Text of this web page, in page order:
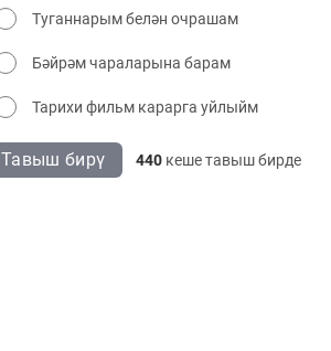
Туганнарым белән очрашам
Бәйрәм чараларына барам
Тарихи фильм карарга уйлыйм
Тавыш бирү 440 кеше тавыш бирде